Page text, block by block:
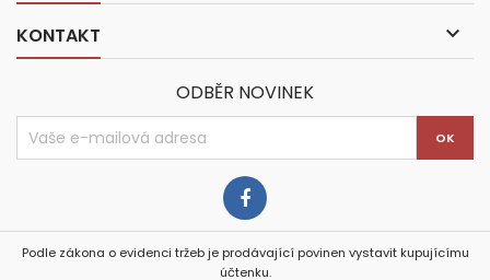
KONTAKT 
ODBĚR NOVINEK
Podle zákona o evidenci tržeb je prodávající povinen vystavit kupujícímu
účtenku.